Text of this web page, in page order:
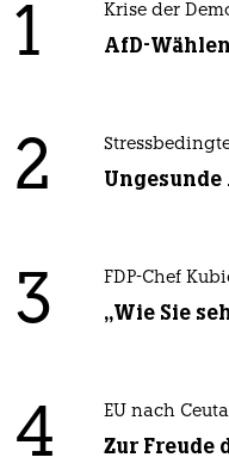
1 Krise der
AfD-
2
3 FDP-Chef
„Wie Sie
4 EU nach Ceuta
Zur Freude